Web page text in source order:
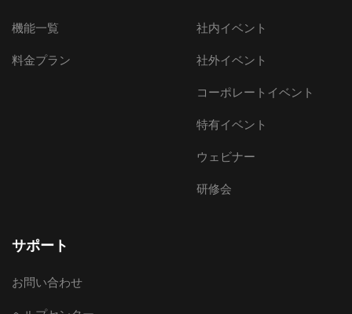
機能一覧
料金プラン
社内イベント
社外イベント
コーポレートイベント
特有イベント
ウェビナー
研修会
サポート
お問い合わせ